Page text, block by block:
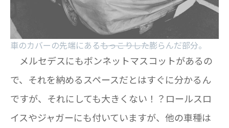
車のカバーの先端にあるもっこりした膨らんだ部分。
メルセデスにもボンネットマスコットがあるの
で、それを納めるスペースだとはすぐに分かるん
ですが、それにしても大きくない！？ロールスロ
イスやジャガーにも付いていますが、他の車種は